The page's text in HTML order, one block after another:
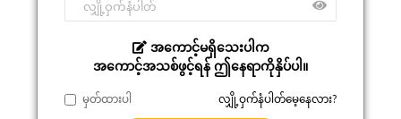
အကောင့်မရှိသေးပါက
အကောင့်အသစ်ဖွင့်ရန် ဤနေရာကိုနှိပ်ပါ။
မှတ်ထားပါ လျှို့ဝှက်နံပါတ်မေ့နေလား?